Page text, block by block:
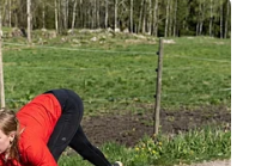
étape du Grand
attirent notre
(14), Happy Danica
évoluent au second
Cependant,
particulière pour